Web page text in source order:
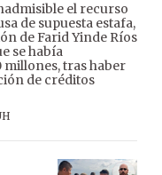
el recurso
de supuesta estafa,
de Farid Yinde Ríos
se había
millones, tras haber
de créditos